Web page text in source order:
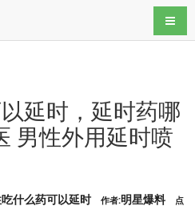
导航
延时，延时药哪
男性外用延时喷
什么药可以延时 作者:明星爆料
点